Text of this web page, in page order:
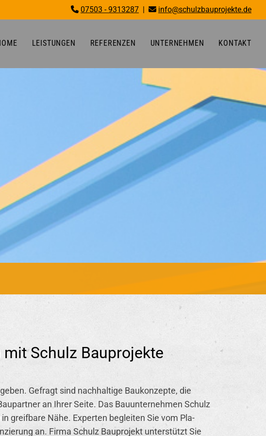
 07503 - 9313287 |  info@schulzbauprojekte.de
LEISTUNGEN REFERENZEN UNTERNEHMEN KONTAKT
mit Schulz Bauprojekte
Ge­fragt sind nach­hal­ti­ge Bau­kon­zep­te, die
an Ihrer Seite. Das Bau­un­ter­neh­men Schulz
greif­ba­re Nähe. Ex­per­ten be­glei­ten Sie vom Pla­
an. Firma Schulz Bau­pro­jekt un­ter­stützt Sie